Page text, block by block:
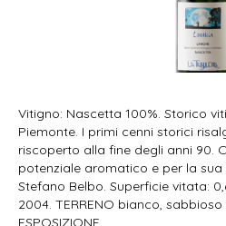
Vitigno: Nascetta 100%. Storico
Piemonte. I primi cenni storici
riscoperto alla fine degli anni 90.
potenziale aromatico e per la sua
Stefano Belbo. Superficie vitata:
2004. TERRENO bianco,
ESPOSIZIONE…